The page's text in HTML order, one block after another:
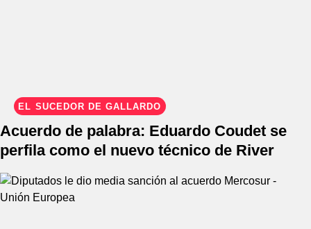
EL SUCEDOR DE GALLARDO
Acuerdo de palabra: Eduardo Coudet se
perfila como el nuevo técnico de River